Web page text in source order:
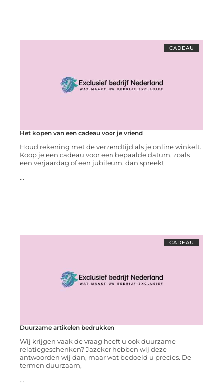
CADEAU
Het kopen van een cadeau voor je vriend
Houd rekening met de verzendtijd als je online winkelt.
Koop je een cadeau voor een bepaalde datum, zoals
een verjaardag of een jubileum, dan spreekt
...
CADEAU
Duurzame artikelen bedrukken
Wij krijgen vaak de vraag heeft u ook duurzame
relatiegeschenken? Jazeker hebben wij deze
antwoorden wij dan, maar wat bedoeld u precies. De
termen duurzaam,
...